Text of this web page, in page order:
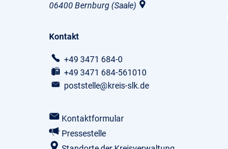
06400Bernburg (Saale)
Kontakt
+49 3471 684-0
+49 3471 684-561010
poststelle@kreis-slk.de
Kontaktformular
Pressestelle